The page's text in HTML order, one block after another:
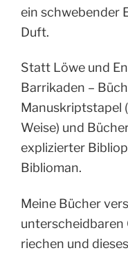
ein schwebender
Duft.
Statt Löwe und
Barrikaden –
Manuskriptstapel
Weise) und
explizierter
Biblioman.
Meine Bücher
unterscheidbaren
riechen und